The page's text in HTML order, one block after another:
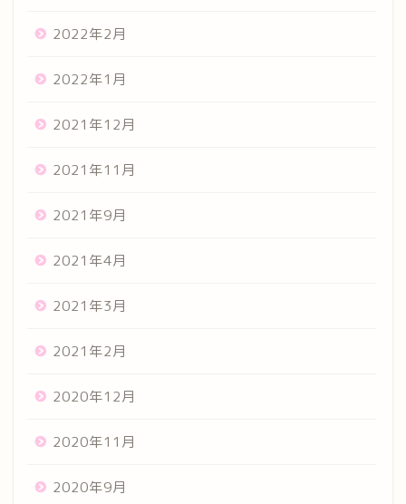
2022年2月
2022年1月
2021年12月
2021年11月
2021年9月
2021年4月
2021年3月
2021年2月
2020年12月
2020年11月
2020年9月